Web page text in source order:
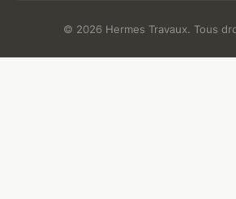
© 2026 Hermes Travaux. Tous